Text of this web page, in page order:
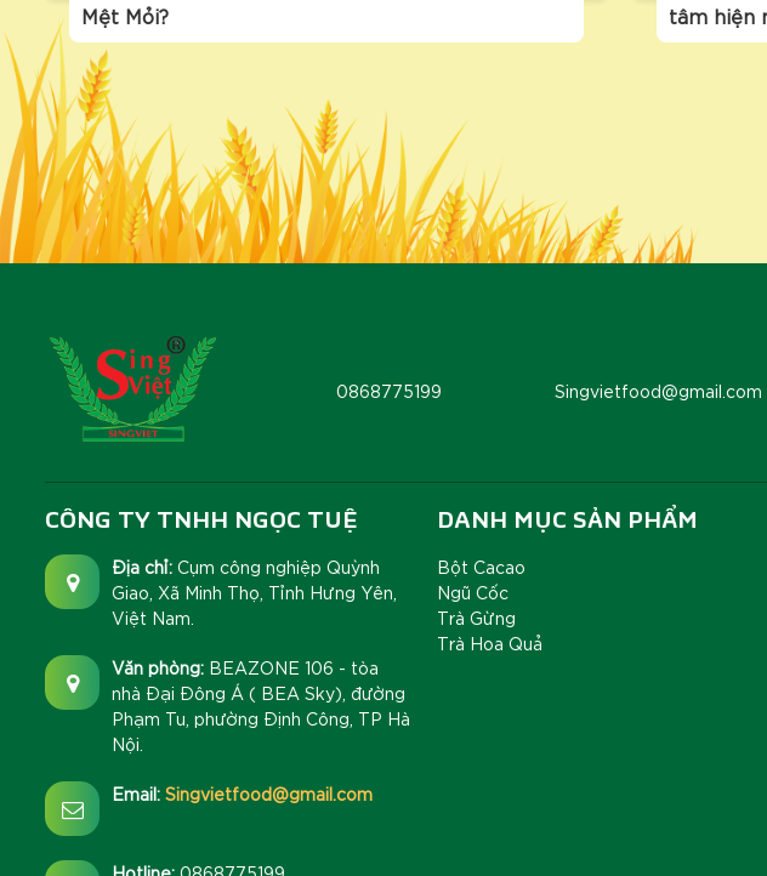
Mệt Mỏi?
tâm hiện
0868775199 Singvietfood@gmail.com
CÔNG TY TNHH NGỌC TUỆ
Địa chỉ: Cụm công nghiệp Quỳnh
Giao, Xã Minh Thọ, Tỉnh Hưng Yên,
Việt Nam.
Văn phòng: BEAZONE 106 - tòa
nhà Đại Đông Á ( BEA Sky), đường
Phạm Tu, phường Định Công, TP Hà
Nội.
Email: Singvietfood@gmail.com
DANH MỤC SẢN PHẨM
Bột Cacao
Ngũ Cốc
Trà Gừng
Trà Hoa Quả